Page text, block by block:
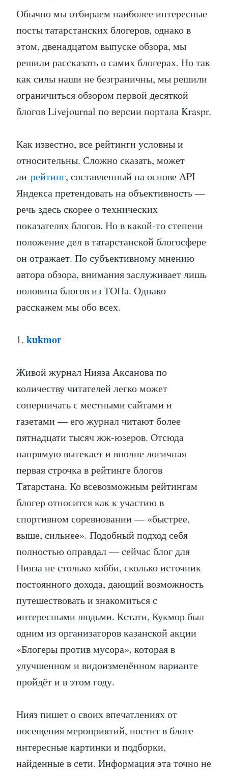
Обычно мы отбираем наиболее интересные
посты татарстанских блогеров, однако в
этом, двенадцатом выпуске обзора, мы
решили рассказать о самих блогерах. Но так
как силы наши не безграничны, мы решили
ограничиться обзором первой десяткой
блогов Livejournal по версии портала Kraspr.
Как известно, все рейтинги условны и
относительны. Сложно сказать, может
ли рейтинг, составленный на основе API
Яндекса претендовать на объективность —
речь здесь скорее о технических
показателях блогов. Но в какой-то степени
положение дел в татарстанской блогосфере
он отражает. По субъективному мнению
автора обзора, внимания заслуживает лишь
половина блогов из ТОПа. Однако
расскажем мы обо всех.
1. kukmor
Живой журнал Нияза Аксанова по
количеству читателей легко может
соперничать с местными сайтами и
газетами — его журнал читают более
пятнадцати тысяч жж-юзеров. Отсюда
напрямую вытекает и вполне логичная
первая строчка в рейтинге блогов
Татарстана. Ко всевозможным рейтингам
блогер относится как к участию в
спортивном соревновании — «быстрее,
выше, сильнее». Подобный подход себя
полностью оправдал — сейчас блог для
Нияза не столько хобби, сколько источник
постоянного дохода, дающий возможность
путешествовать и знакомиться с
интересными людьми. Кстати, Кукмор был
одним из организаторов казанской акции
«Блогеры против мусора», которая в
улучшенном и видоизменённом варианте
пройдёт и в этом году.
Нияз пишет о своих впечатлениях от
посещения мероприятий, постит в блоге
интересные картинки и подборки,
найденные в сети. Информация эта точно не